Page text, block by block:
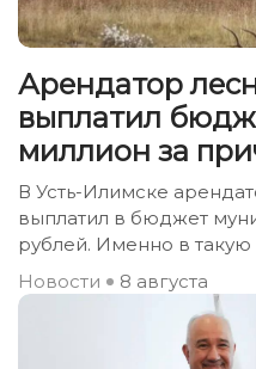
Арендатор
выплатил
миллион за
В Усть-Илимске
выплатил в бюджет
рублей. Именно в такую
Новости
8 августа